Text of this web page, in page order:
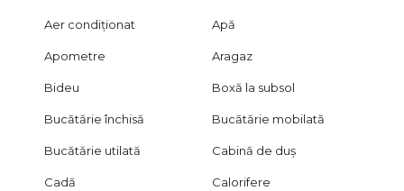
Aer condiționat Apă
Apometre Aragaz
Bideu Boxă la subsol
Bucătărie închisă Bucătărie mobilată
Bucătărie utilată Cabină de duș
Cadă Calorifere